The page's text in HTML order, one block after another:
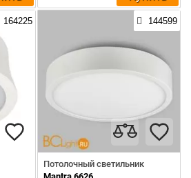
164225 144599
Потолочный светильник